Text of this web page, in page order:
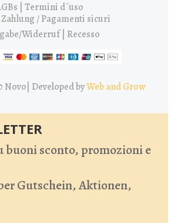
| Termini d´uso
/ Pagamenti sicuri
Widerruf | Recesso
Novo| Developed byWeb and Grow
buoni sconto, promozioni e
Gutschein, Aktionen,